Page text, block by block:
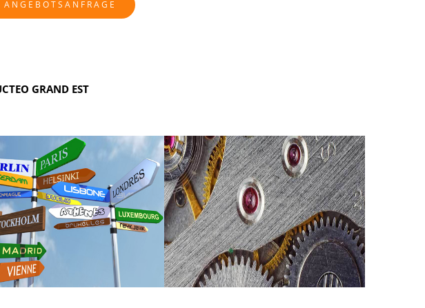
ANGEBOTSANFRAGE
GRAND EST